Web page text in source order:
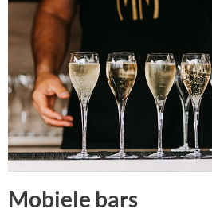
Mobiele bars